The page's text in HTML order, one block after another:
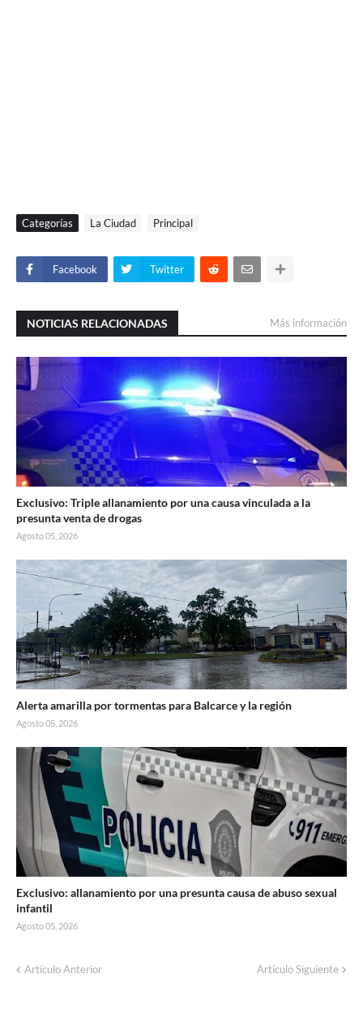
Categorías La Ciudad Principal
Facebook Twitter
NOTICIAS RELACIONADAS Más información
Exclusivo: Triple allanamiento por una causa vinculada a la
presunta venta de drogas
Agosto 05, 2026
Alerta amarilla por tormentas para Balcarce y la región
Agosto 05, 2026
Exclusivo: allanamiento por una presunta causa de abuso sexual
infantil
Agosto 05, 2026
Artículo Anterior Artículo Siguiente